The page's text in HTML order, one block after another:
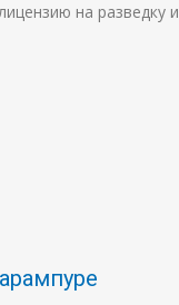
на разведку и